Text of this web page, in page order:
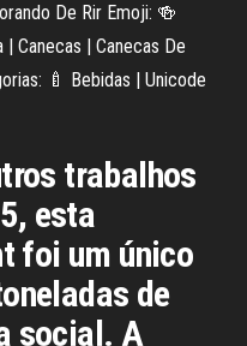
De Rir Emoji: 🍻
Canecas | Canecas De
🍼 Bebidas | Unicode
trabalhos
esta
foi um único
de
social. A